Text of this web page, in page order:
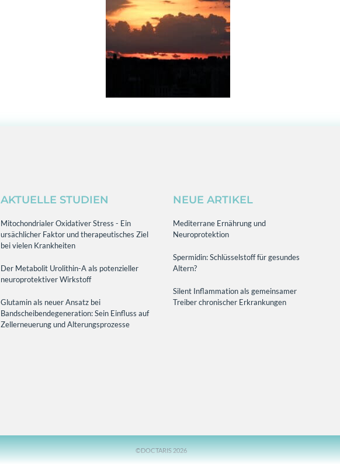
AKTUELLE STUDIEN
Mitochondrialer Oxidativer Stress - Ein
ursächlicher Faktor und therapeutisches Ziel
bei vielen Krankheiten
Der Metabolit Urolithin-A als potenzieller
neuroprotektiver Wirkstoff
Glutamin als neuer Ansatz bei
Bandscheibendegeneration: Sein Einfluss auf
Zellerneuerung und Alterungsprozesse
NEUE ARTIKEL
Mediterrane Ernährung und
Neuroprotektion
Spermidin: Schlüsselstoff für gesundes
Altern?
Silent Inflammation als gemeinsamer
Treiber chronischer Erkrankungen
©DOCTARIS 2026